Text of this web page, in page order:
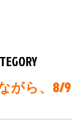
がら、8/